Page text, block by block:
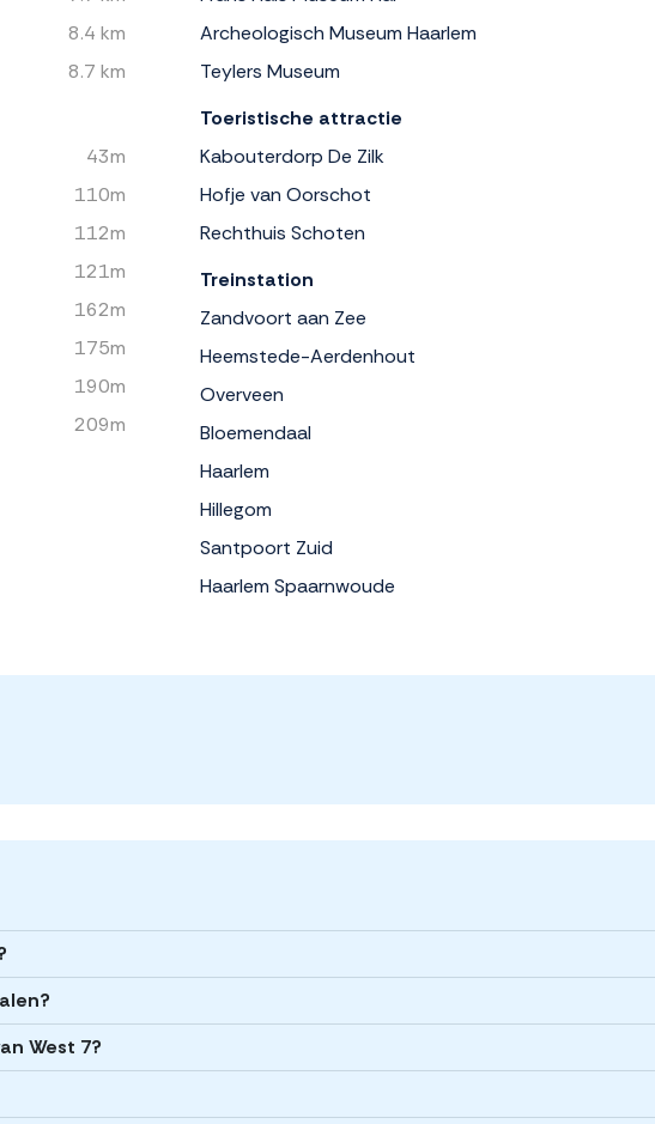
8.4 km
8.7 km
43m
110m
112m
121m
162m
175m
190m
209m
Archeologisch Museum Haarlem
Teylers Museum
Toeristische attractie
Kabouterdorp De Zilk
Hofje van Oorschot
Rechthuis Schoten
Treinstation
Zandvoort aan Zee
Heemstede-Aerdenhout
Overveen
Bloemendaal
Haarlem
Hillegom
Santpoort Zuid
Haarlem Spaarnwoude
West 7?